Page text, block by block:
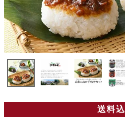
送料込